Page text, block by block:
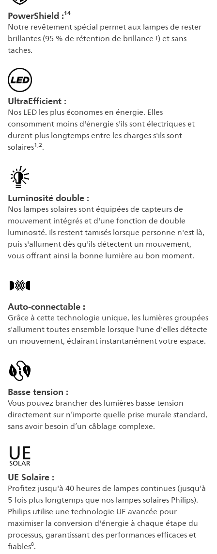
PowerShield :¹⁴
Notre revêtement spécial permet aux lampes de rester
brillantes (95 % de rétention de brillance !) et sans
taches.
UltraEfficient :
Nos LED les plus économes en énergie. Elles
consomment moins d'énergie s'ils sont électriques et
durent plus longtemps entre les charges s'ils sont
solaires1,2.
Luminosité double :
Nos lampes solaires sont équipées de capteurs de
mouvement intégrés et d'une fonction de double
luminosité. Ils restent tamisés lorsque personne n'est là,
puis s'allument dès qu'ils détectent un mouvement,
vous offrant ainsi la bonne lumière au bon moment.
Auto-connectable :
Grâce à cette technologie unique, les lumières groupées
s'allument toutes ensemble lorsque l'une d'elles détecte
un mouvement, éclairant instantanément votre espace.
Basse tension :
Vous pouvez brancher des lumières basse tension
directement sur n’importe quelle prise murale standard,
sans avoir besoin d’un câblage complexe.
UE Solaire :
Profitez jusqu'à 40 heures de lampes continues (jusqu'à
5 fois plus longtemps que nos lampes solaires Philips).
Philips utilise une technologie UE avancée pour
maximiser la conversion d'énergie à chaque étape du
processus, garantissant des performances efficaces et
fiables⁸.